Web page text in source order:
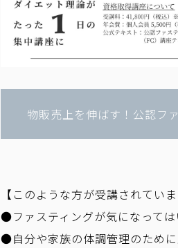
物販売上を伸ばす！公認フ
【このような方が受講されてい
●ファスティングが気になって
●自分や家族の体調管理のため